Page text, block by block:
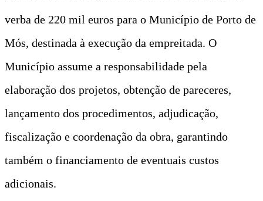
verba de 220 mil euros para o Município de Porto de
Mós, destinada à execução da empreitada. O
Município assume a responsabilidade pela
elaboração dos projetos, obtenção de pareceres,
lançamento dos procedimentos, adjudicação,
fiscalização e coordenação da obra, garantindo
também o financiamento de eventuais custos
adicionais.